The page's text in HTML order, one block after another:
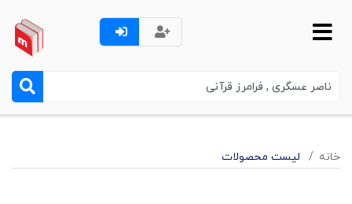
خانه لیست محصولات